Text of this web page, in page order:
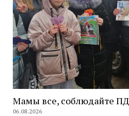
Мамы все, соблюдайте
06.08.2026